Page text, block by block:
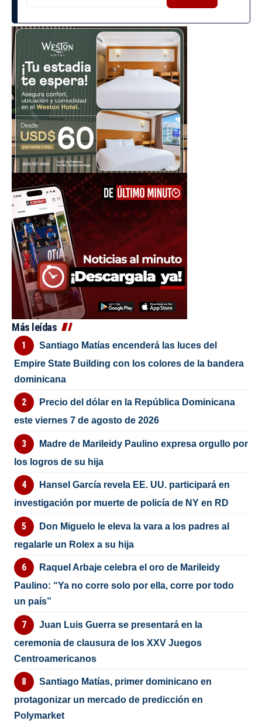
Más leídas
Santiago Matías encenderá las luces del
Empire State Building con los colores de la bandera
dominicana
Precio del dólar en la República Dominicana
este viernes 7 de agosto de 2026
Madre de Marileidy Paulino expresa orgullo por
los logros de su hija
Hansel García revela EE. UU. participará en
investigación por muerte de policía de NY en RD
Don Miguelo le eleva la vara a los padres al
regalarle un Rolex a su hija
Raquel Arbaje celebra el oro de Marileidy
Paulino: “Ya no corre solo por ella, corre por todo
un país”
Juan Luis Guerra se presentará en la
ceremonia de clausura de los XXV Juegos
Centroamericanos
Santiago Matías, primer dominicano en
protagonizar un mercado de predicción en
Polymarket